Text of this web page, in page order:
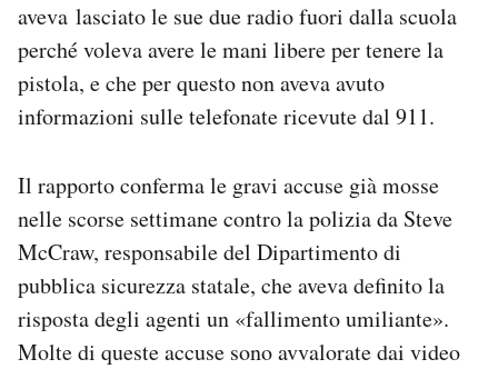
aveva lasciato le sue due radio fuori dalla scuola
perché voleva avere le mani libere per tenere la
pistola, e che per questo non aveva avuto
informazioni sulle telefonate ricevute dal 911.
Il rapporto conferma le gravi accuse già mosse
nelle scorse settimane contro la polizia da Steve
McCraw, responsabile del Dipartimento di
pubblica sicurezza statale, che aveva definito la
risposta degli agenti un «fallimento umiliante».
Molte di queste accuse sono avvalorate dai video